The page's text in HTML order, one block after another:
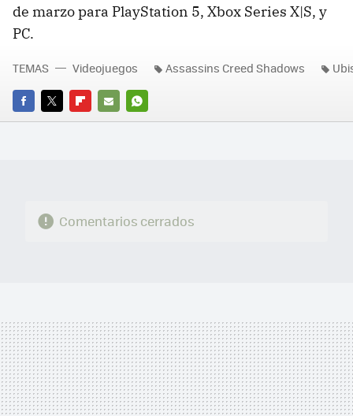
de marzo para PlayStation 5, Xbox Series X|S, y
PC.
FACEBOOK
TWITTERFLIPBOARD
E-
WHATSAPP
TEMAS Videojuegos Assassins Creed Shadows
Comentarios cerrados